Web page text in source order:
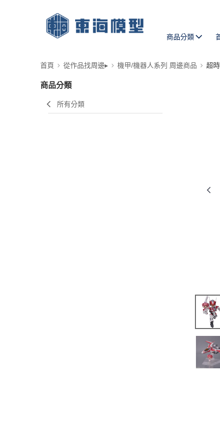
商品分類
首頁 從作品找周邊▸ 機甲/機器人系列 周邊商品 超
商品分類
所有分類